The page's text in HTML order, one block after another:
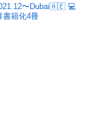
〜Dubai🇦🇪 💻
書籍化4冊